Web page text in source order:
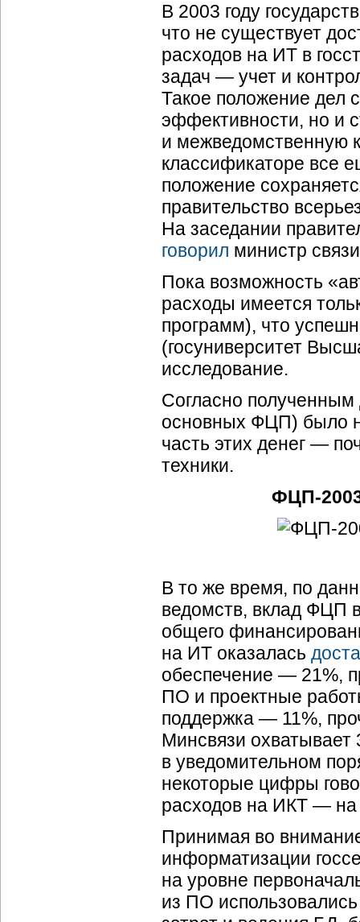
В 2003 году
что не существует
расходов на ИТ в
задач — учет и
Такое положение дел
эффективности, но и
и межведомственную
классификаторе все
положение
правительство
На заседании
говорил министр
Пока возможность
расходы имеется
программ), что
(госуниверситет
исследование.
Согласно
основных ФЦП) было
часть этих денег —
техники.
ФЦП-
В то же время, по
ведомств, вклад ФЦП
общего
на ИТ оказалась
обеспечение — 21%,
ПО и проектные
поддержка — 11%,
Минсвязи охватывает
в уведомительном
некоторые цифры
расходов на ИКТ — на
Принимая во
информатизации
на уровне
из ПО